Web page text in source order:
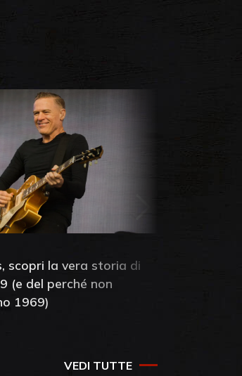
scopri la vera storia di
(e del perché non
1969)
VEDI TUTTE